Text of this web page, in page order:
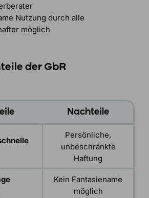
Nutzung durch alle
möglich
der GbR
Nachteile
Persönliche,
unbeschränkte
Haftung
Kein Fantasiename
möglich